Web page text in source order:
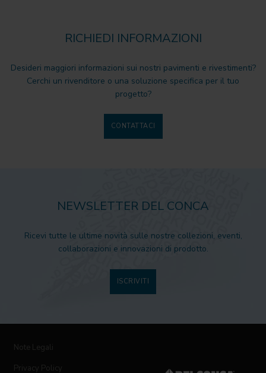
RICHIEDI INFORMAZIONI
Desideri maggiori informazioni sui nostri pavimenti e rivestimenti?
Cerchi un rivenditore o una soluzione specifica per il tuo
progetto?
CONTATTACI
NEWSLETTER DEL CONCA
Ricevi tutte le ultime novità sulle nostre collezioni, eventi,
collaborazioni e innovazioni di prodotto.
ISCRIVITI
Note Legali
Privacy Policy